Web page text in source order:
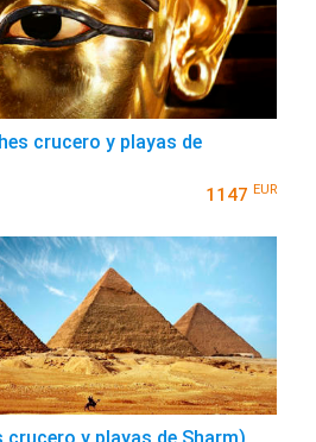
crucero y playas de
1147 EUR
crucero y playas de Sharm)